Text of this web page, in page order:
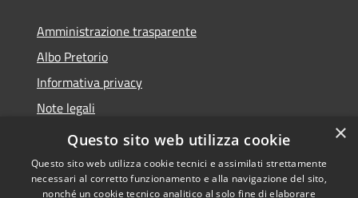
Amministrazione trasparente
Albo Pretorio
Informativa privacy
Note legali
Dichiarazione di accessibilità
×
Questo sito web utilizza cookie
Questo sito web utilizza cookie tecnici e assimilati strettamente
necessari al corretto funzionamento e alla navigazione del sito,
nonché un cookie tecnico analitico al solo fine di elaborare